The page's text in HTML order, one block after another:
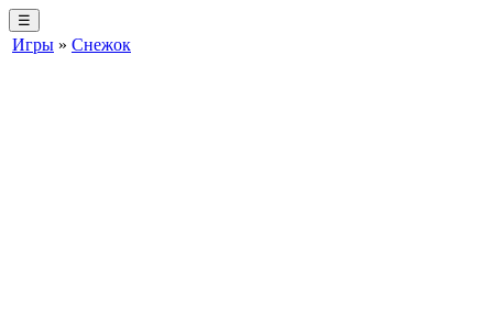
☰
Игры » Снежок